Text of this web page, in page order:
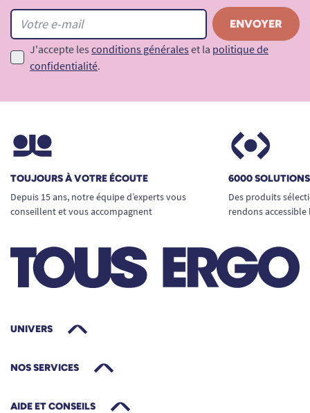
J'accepte les conditions générales et la politique de
confidentialité.
TOUJOURS À VOTRE ÉCOUTE
Depuis 15 ans, notre équipe d’experts vous
conseillent et vous accompagnent
6000
Des produits
rendons
UNIVERS
NOS SERVICES
AIDE ET CONSEILS